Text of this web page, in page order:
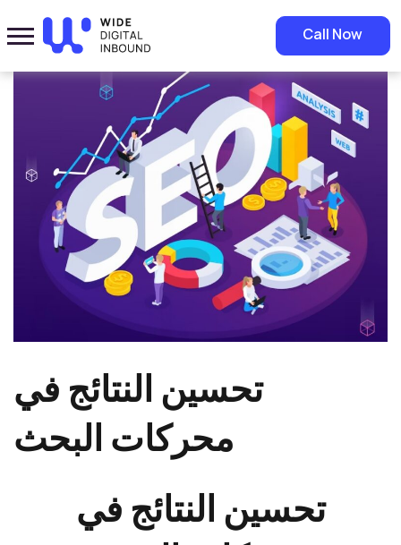
Call Now
Home»Blog » تحسين النتائج في محركات البحث
تحسين النتائج في
محركات البحث
تحسين النتائج في